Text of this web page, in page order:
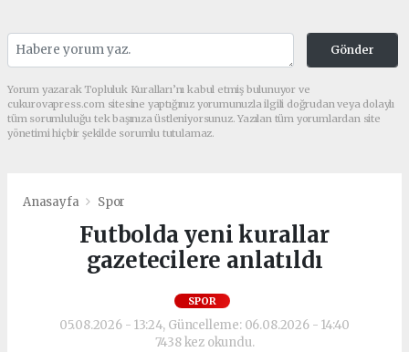
Gönder
Yorum yazarak Topluluk Kuralları’nı kabul etmiş bulunuyor ve
cukurovapress.com sitesine yaptığınız yorumunuzla ilgili doğrudan veya dolaylı
tüm sorumluluğu tek başınıza üstleniyorsunuz. Yazılan tüm yorumlardan site
yönetimi hiçbir şekilde sorumlu tutulamaz.
Anasayfa Spor
Futbolda yeni kurallar
gazetecilere anlatıldı
SPOR
05.08.2026 - 13:24, Güncelleme: 06.08.2026 - 14:40
7438 kez okundu.